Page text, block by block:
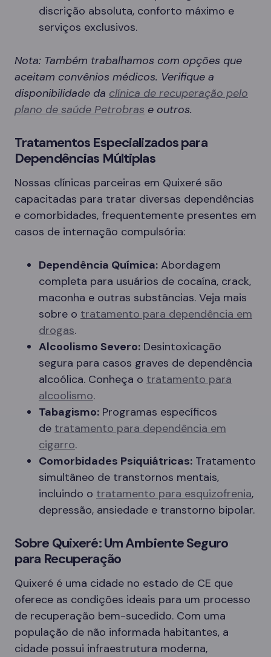
discrição absoluta, conforto máximo e
serviços exclusivos.
Nota: Também trabalhamos com opções que
aceitam convênios médicos. Verifique a
disponibilidade da clínica de recuperação pelo
plano de saúde Petrobras e outros.
Tratamentos Especializados para
Dependências Múltiplas
Nossas clínicas parceiras em Quixeré são
capacitadas para tratar diversas dependências
e comorbidades, frequentemente presentes em
casos de internação compulsória:
Dependência Química: Abordagem
completa para usuários de cocaína, crack,
maconha e outras substâncias. Veja mais
sobre o tratamento para dependência em
drogas.
Alcoolismo Severo: Desintoxicação
segura para casos graves de dependência
alcoólica. Conheça o tratamento para
alcoolismo.
Tabagismo: Programas específicos
de tratamento para dependência em
cigarro.
Comorbidades Psiquiátricas: Tratamento
simultâneo de transtornos mentais,
incluindo o tratamento para esquizofrenia,
depressão, ansiedade e transtorno bipolar.
Sobre Quixeré: Um Ambiente Seguro
para Recuperação
Quixeré é uma cidade no estado de CE que
oferece as condições ideais para um processo
de recuperação bem-sucedido. Com uma
população de não informada habitantes, a
cidade possui infraestrutura moderna,